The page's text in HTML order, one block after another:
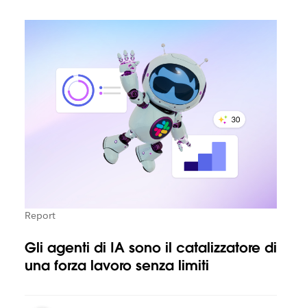
Report
Gli agenti di IA sono il catalizzatore di
una forza lavoro senza limiti